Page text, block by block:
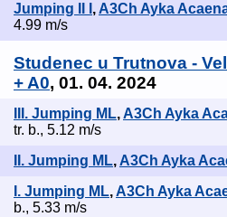
Jumping II I , A3Ch Ayka
4.99 m/s
Studenec u Trutnova -
+ A0, 01. 04. 2024
III. Jumping ML,A3Ch Ayka
tr. b., 5.12 m/s
II. Jumping ML, A3Ch Ayka
I. Jumping ML,A3Ch Ayka
b., 5.33 m/s